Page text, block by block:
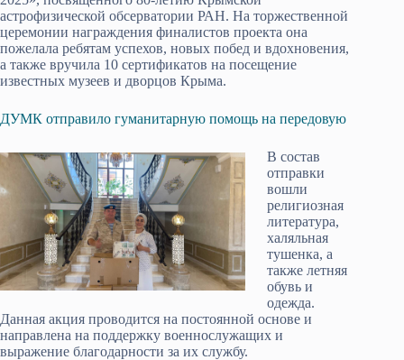
астрофизической обсерватории РАН. На торжественной
церемонии награждения финалистов проекта она
пожелала ребятам успехов, новых побед и вдохновения,
а также вручила 10 сертификатов на посещение
известных музеев и дворцов Крыма.
ДУМК отправило гуманитарную помощь на передовую
В состав
отправки
вошли
религиозная
литература,
халяльная
тушенка, а
также летняя
обувь и
одежда.
Данная акция проводится на постоянной основе и
направлена на поддержку военнослужащих и
выражение благодарности за их службу.